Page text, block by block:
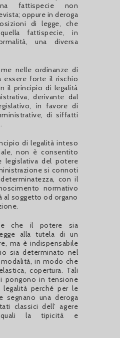
fattispecie non
oppure in deroga
di legge, che
fattispecie, in
una diversa
nelle ordinanze di
essere forte il rischio
il principio di legalità
derivante dal
in favore di
di siffatti
di legalità inteso
non è consentito
legislativa del potere
si connoti
con il
normativo
al soggetto od organo
che il potere sia
alla tutela di un
ma è indispensabile
sia determinato nel
in modo che
copertura. Tali
pongono in tensione
perché per le
segnano una deroga
classici dell’ agere
quali la tipicità e